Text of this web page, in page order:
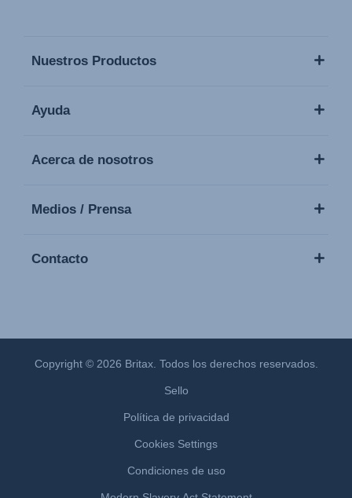
Nuestros Productos
Ayuda
Acerca de nosotros
Medios / Prensa
Contacto
Copyright © 2026 Britax. Todos los derechos reservados.
Sello
Política de privacidad
Cookies Settings
Condiciones de uso